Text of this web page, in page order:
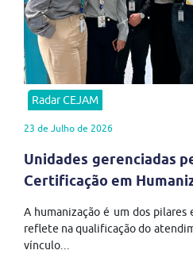
Radar CEJAM
23 de Julho de 2026
Unidades gerenciadas
Certificação em
A humanização é um dos pilares
reflete na qualificação do
vínculo...